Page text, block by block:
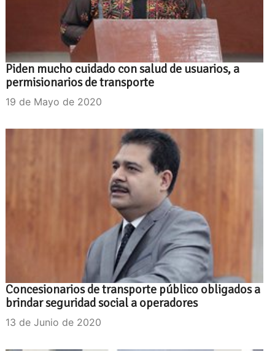
Piden mucho cuidado con salud de usuarios, a
permisionarios de transporte
19 de Mayo de 2020
Concesionarios de transporte público obligados a
brindar seguridad social a operadores
13 de Junio de 2020